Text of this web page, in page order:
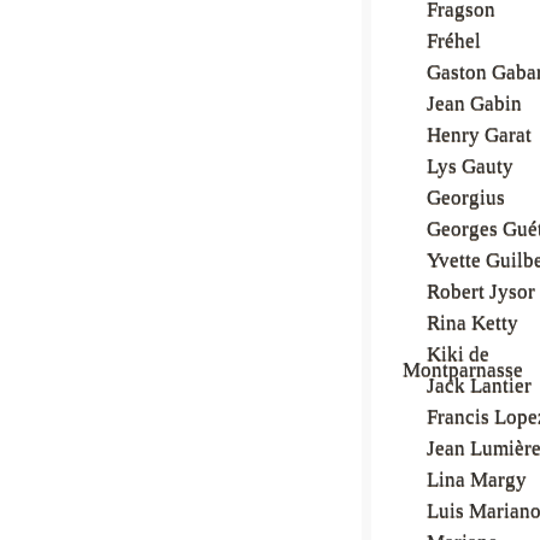
Fragson
Fréhel
Gaston
Jean Gabin
Henry Garat
Lys Gauty
Georgius
Georges
Yvette
Robert Jysor
Rina Ketty
Kiki de
Montparnasse
Jack Lantier
Francis
Jean Lumière
Lina Margy
Luis Mariano